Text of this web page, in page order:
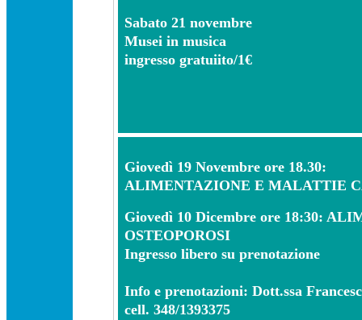
Sabato 21 novembre
Musei in musica
ingresso gratuiito/1€
Giovedì 19 Novembre ore 18.30:
ALIMENTAZIONE E MALATTIE
Giovedì 10 Dicembre ore 18:30:
OSTEOPOROSI
Ingresso libero su prenotazione
Info e prenotazioni: Dott.ssa
cell. 348/1393375